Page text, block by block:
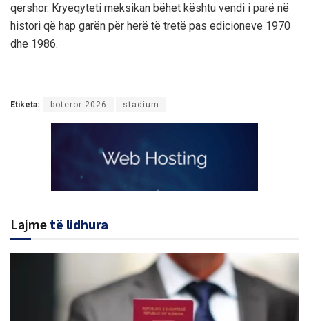
qershor. Kryeqyteti meksikan bëhet kështu vendi i parë në
histori që hap garën për herë të tretë pas edicioneve 1970
dhe 1986.
Etiketa: boteror 2026 stadium
Lajme të lidhura